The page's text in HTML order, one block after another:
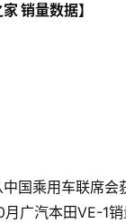
【车主之家 销量数据】
广汽本田VE-1